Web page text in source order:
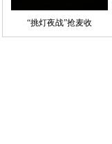
“挑灯夜战”抢麦收